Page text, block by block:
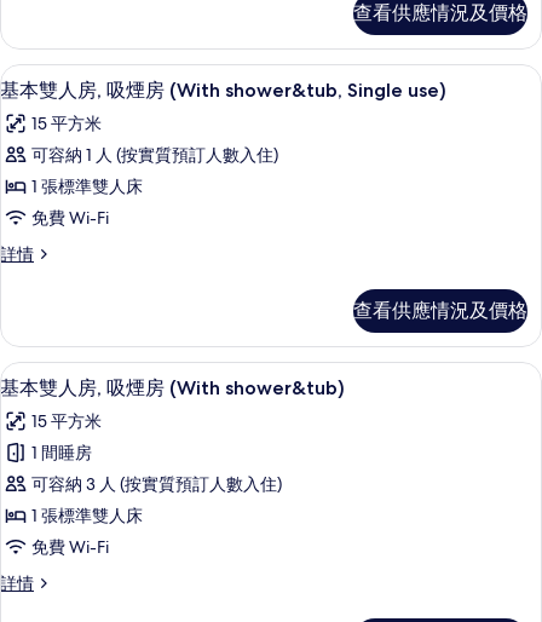
煙
房
(Smart,
With
shower)
的
相
片
煙
房
(Smart,
shower)
詳
查看供應情況及價格
載
入
所
有
基
雙
房,
吸
煙
房
(With
shower&tub,
Single
use)
相
6
基本雙人房, 吸煙房 (With shower&tub, Single use)
15 平方米
可容納 1 人 (按實質預訂人數入住)
1 張標準雙人床
免費 Wi-Fi
詳情
基
房,
吸
煙
(With
shower&tub,
Single
use)
詳
情
查看供應情況及價格
載
入
所
有
基
本
人
6
基本雙人房, 吸煙房 (With shower&tub)
15 平方米
1 間睡房
可容納 3 人 (按實質預訂人數入住)
1 張標準雙人床
免費 Wi-Fi
詳情
基